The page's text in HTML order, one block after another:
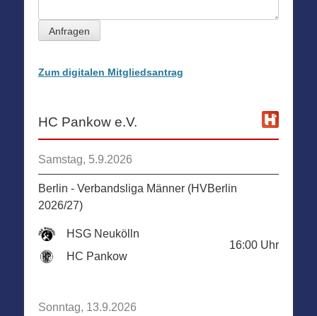
Anfragen
Zum digitalen Mitgliedsantrag
HC Pankow e.V.
Samstag, 5.9.2026
Berlin - Verbandsliga Männer (HVBerlin
2026/27)
HSG Neukölln
HC Pankow
16:00 Uhr
Sonntag, 13.9.2026